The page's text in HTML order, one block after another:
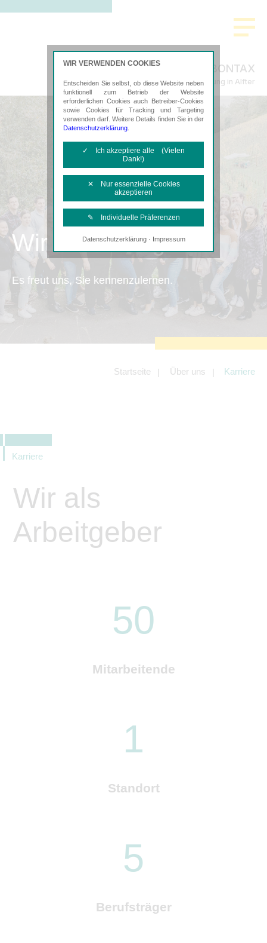
BONTAX
Steuerberatung in Alfter
Wir als Arbeitgeber
Es freut uns, Sie kennenzulernen.
Startseite Über uns Karriere
Karriere
Wir als
Arbeitgeber
50
Mitarbeitende
1
Standort
5
Berufsträger
WIR VERWENDEN COOKIES
Entscheiden Sie selbst, ob diese Website neben
funktionell zum Betrieb der Website
erforderlichen Cookies auch Betreiber-Cookies
sowie Cookies für Tracking und Targeting
verwenden darf. Weitere Details finden Sie in der
Datenschutzerklärung
✓ Ich akzeptiere alle (Vielen
Dank!)
✕ Nur essenzielle Cookies
akzeptieren
✎ Individuelle Präferenzen
Notwendige Cookies
Diese Cookies sind erforderlich, um die
grundlegende Funktionalität der Website
Angebotes einschließlich der
Angeboten von z.B. Facebook und
Datenschutzerklärung· Impressum